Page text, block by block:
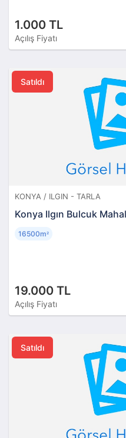
1.000 TL
Açılış Fiyatı
Satıldı
KONYA / ILGIN - TARLA
Konya Ilgın Bulcuk
19.000 TL
Açılış Fiyatı
16500m²
Satıldı